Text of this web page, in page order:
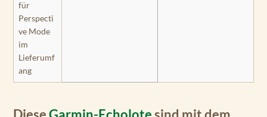
für
Perspecti
ve Mode
im
Lieferumf
ang